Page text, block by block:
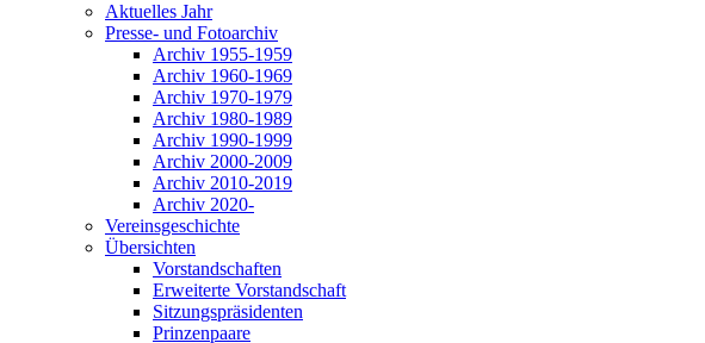
Aktuelles Jahr
Presse- und Fotoarchiv
Archiv 1955-1959
Archiv 1960-1969
Archiv 1970-1979
Archiv 1980-1989
Archiv 1990-1999
Archiv 2000-2009
Archiv 2010-2019
Archiv 2020-
Vereinsgeschichte
Übersichten
Vorstandschaften
Erweiterte Vorstandschaft
Sitzungspräsidenten
Prinzenpaare